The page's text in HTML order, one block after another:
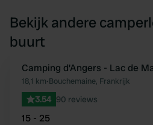
Bekijk andere
buurt
Boek direct
Camping d'Angers - Lac de
18,1 km•Bouchemaine, Frankrijk
3.54 90 reviews
15 - 25